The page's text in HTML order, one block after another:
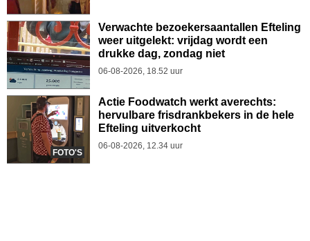
Verwachte bezoekersaantallen Efteling
weer uitgelekt: vrijdag wordt een
drukke dag, zondag niet
06-08-2026, 18.52 uur
FOTO'S
Actie Foodwatch werkt averechts:
hervulbare frisdrankbekers in de hele
Efteling uitverkocht
06-08-2026, 12.34 uur